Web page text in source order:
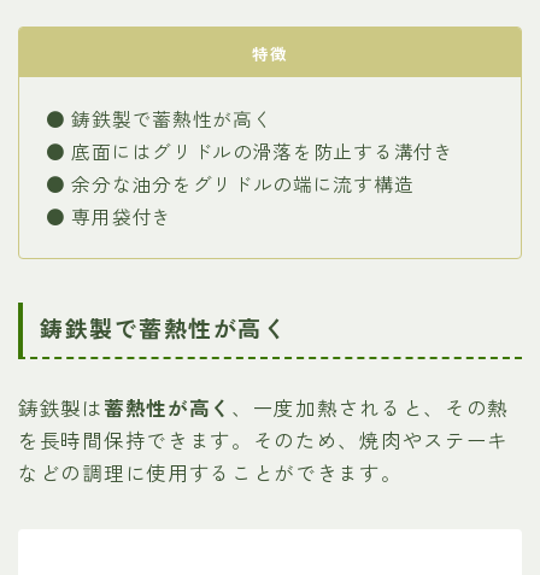
特徴
● 鋳鉄製で蓄熱性が高く
● 底面にはグリドルの滑落を防止する溝付き
● 余分な油分をグリドルの端に流す構造
● 専用袋付き
鋳鉄製で蓄熱性が高く
鋳鉄製は蓄熱性が高く 、一度加熱されると、その熱
を長時間保持できます。そのため、焼肉やステーキ
などの調理に使用することができます。